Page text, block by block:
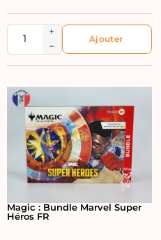
+
−
Magic : Bundle Marvel Super
Héros FR